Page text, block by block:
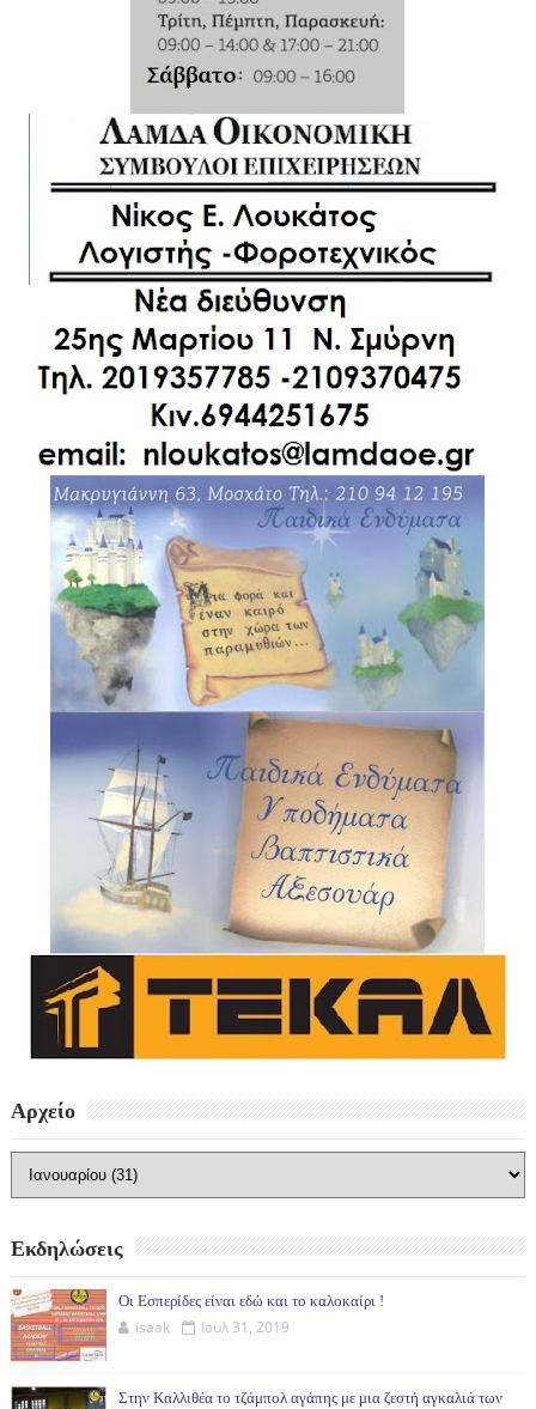
Αρχείο
Εκδηλώσεις
Οι Εσπερίδες είναι εδώ και το καλοκαίρι !
isaak Ιουλ 31, 2019
Στην Καλλιθέα το τζάμπολ αγάπης με μια ζεστή αγκαλιά των